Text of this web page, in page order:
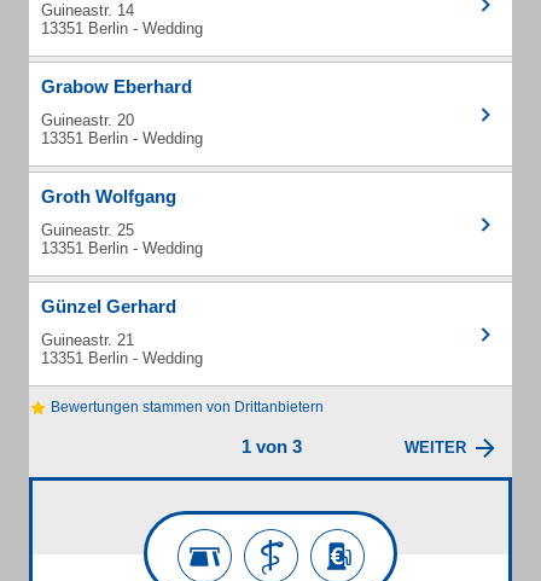
Guineastr. 14
13351 Berlin - Wedding
Grabow Eberhard
Guineastr. 20
13351 Berlin - Wedding
Groth Wolfgang
Guineastr. 25
13351 Berlin - Wedding
Günzel Gerhard
Guineastr. 21
13351 Berlin - Wedding
Bewertungen stammen von Drittanbietern
1 von 3 WEITER